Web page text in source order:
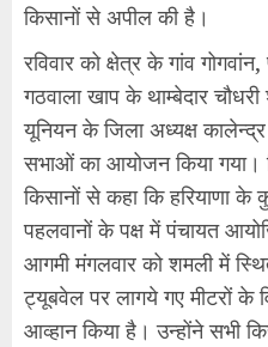
किसानों से अपील की है।
रविवार को क्षेत्र के गांव
गठवाला खाप के थाम्बेदार चौधरी
यूनियन के जिला अध्यक्ष
सभाओं का आयोजन किया गया।
किसानों से कहा कि हरियाणा के
पहलवानों के पक्ष में पंचायत
आगमी मंगलवार को शमली में
ट्यूबवेल पर लागये गए मीटरों के
आव्हान किया है। उन्होंने सभी